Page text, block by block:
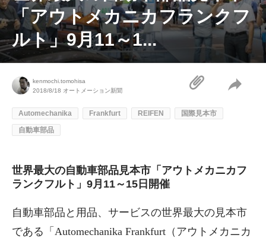
「アウトメカニカフランクフ
ルト」9月11～1...
kenmochi.tomohisa
2018/8/18 オートメーション新聞
Automechanika Frankfurt REIFEN
国際見本市
自動車部品
世界最大の自動車部品見本市「アウトメカニカフ
ランクフルト」9月11～15日開催
自動車部品と用品、サービスの世界最大の見本市
である「Automechanika Frankfurt（アウトメカニカ